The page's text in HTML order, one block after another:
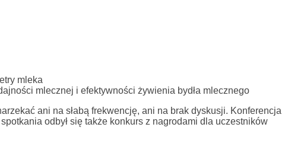
mleka
mlecznej i efektywności żywienia bydła mlecznego
ani na słabą frekwencję, ani na brak dyskusji. Konferencja
odbył się także konkurs z nagrodami dla uczestników